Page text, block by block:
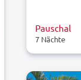
Pauschal
7 Nächte